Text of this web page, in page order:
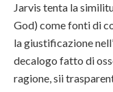
Jarvis tenta la
God) come fonti di
la giustificazione
decalogo fatto di
ragione, sii